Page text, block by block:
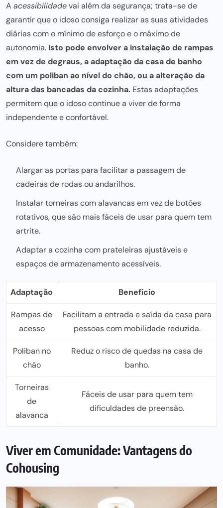
A acessibilidadevai além da segurança; trata-se de
garantir que o idoso consiga realizar as suas atividades
diárias com o mínimo de esforço e o máximo de
autonomia. Isto pode envolver a instalação de rampas
em vez de degraus, aadaptação da casade banho
com um poliban ao nível do chão, ou a alteração da
altura das bancadas da cozinha. Estas adaptações
permitem que o idoso continue a viver de forma
independente e confortável.
Considere também:
Alargar as portas para facilitar a passagem de
cadeiras de rodas ou andarilhos.
Instalar torneiras com alavancas em vez de botões
rotativos, que são mais fáceis de usar para quem tem
artrite.
Adaptar a cozinha com prateleiras ajustáveis e
espaços de armazenamento acessíveis.
Adaptação Benefício
Rampas de
acesso
Facilitam a entrada e saída da casa para
pessoas com mobilidade reduzida.
Poliban no
chão
Reduz o risco de quedas na casa de
banho.
Torneiras
de
alavanca
Fáceis de usar para quem tem
dificuldades de preensão.
Viver em Comunidade: Vantagens do
Cohousing